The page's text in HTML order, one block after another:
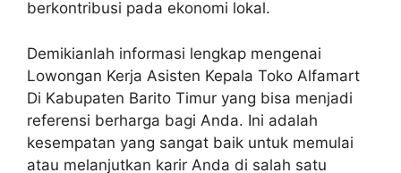
berkontribusi pada ekonomi lokal.
Demikianlah informasi lengkap mengenai
Lowongan Kerja Asisten Kepala Toko Alfamart
Di Kabupaten Barito Timur yang bisa menjadi
referensi berharga bagi Anda. Ini adalah
kesempatan yang sangat baik untuk memulai
atau melanjutkan karir Anda di salah satu